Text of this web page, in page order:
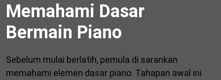
Memahami Dasar
Bermain Piano
Sebelum mulai berlatih, pemula di sarankan
memahami elemen dasar piano. Tahapan awal ini